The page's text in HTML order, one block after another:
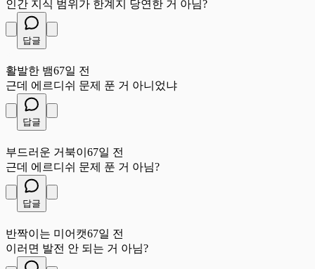
인간 지식 범위가 한계지 당연한 거 아님?
답글
활발한 뱀67일 전
근데 에르디쉬 문제 푼 거 아니었냐
답글
부드러운 거북이 67일 전
근데 에르디쉬 문제 푼 거 아님?
답글
반짝이는 미어캣67일 전
이러면 발전 안 되는 거 아님?